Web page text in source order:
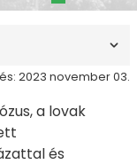
2023 november 03.
a lovak
és